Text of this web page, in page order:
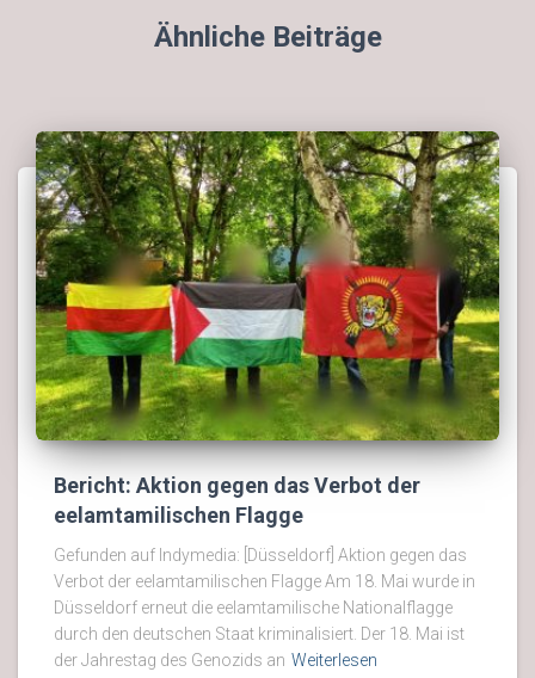
Ähnliche Beiträge
Bericht: Aktion gegen das Verbot der
eelamtamilischen Flagge
Gefunden auf Indymedia: [Düsseldorf] Aktion gegen das
Verbot der eelamtamilischen Flagge Am 18. Mai wurde in
Düsseldorf erneut die eelamtamilische Nationalflagge
durch den deutschen Staat kriminalisiert. Der 18. Mai ist
der Jahrestag des Genozids an Weiterlesen